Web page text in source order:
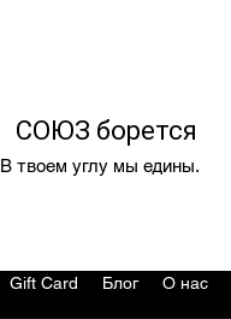
СОЮЗ борется
В твоем углу мы едины.
Gift Card Блог О нас